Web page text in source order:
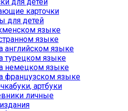
для детей
карточки
для детей
языке
языке
английском языке
турецком языке
немецком языке
французском языке
артбуки
личные